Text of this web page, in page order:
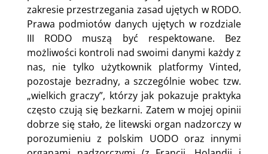
zakresie przestrzegania zasad ujętych w RODO.
Prawa podmiotów danych ujętych w rozdziale
III RODO muszą być respektowane. Bez
możliwości kontroli nad swoimi danymi każdy z
nas, nie tylko użytkownik platformy Vinted,
pozostaje bezradny, a szczególnie wobec tzw.
„wielkich graczy”, którzy jak pokazuje praktyka
często czują się bezkarni. Zatem w mojej opinii
dobrze się stało, że litewski organ nadzorczy w
porozumieniu z polskim UODO oraz innymi